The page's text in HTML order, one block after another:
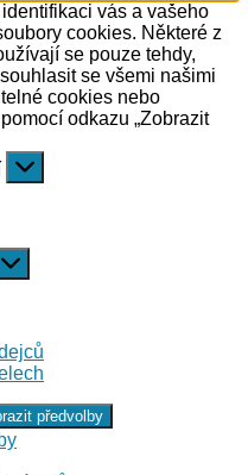
vás a vašeho
cookies. Některé z
se pouze tehdy,
se všemi našimi
cookies nebo
odkazu „Zobrazit
předvolby